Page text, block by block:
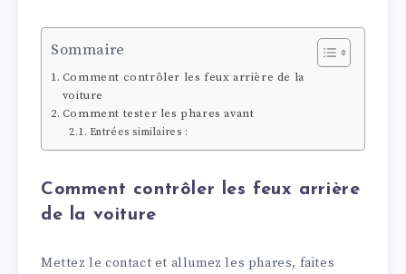
Sommaire
Comment contrôler les feux arrière de la
voiture
Comment tester les phares avant
Entrées similaires :
Comment contrôler les feux arrière
de la voiture
Mettez le contact et allumez les phares, faites